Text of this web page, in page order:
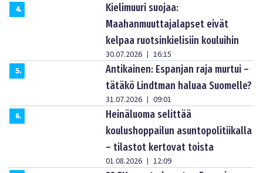
4.
Kielimuuri suojaa:
Maahanmuuttajalapset eivät
kelpaa ruotsinkielisiin kouluihin
30.07.2026 | 16:15
5.
Antikainen: Espanjan raja murtui –
tätäkö Lindtman haluaa Suomelle?
31.07.2026 | 09:01
6.
Heinäluoma selittää
koulushoppailun asuntopolitiikalla
– tilastot kertovat toista
01.08.2026 | 12:09